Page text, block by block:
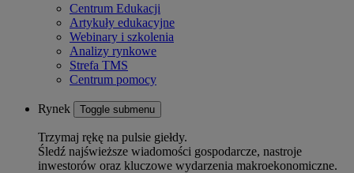
Centrum Edukacji
Artykuły edukacyjne
Webinary i szkolenia
Analizy rynkowe
Strefa TMS
Centrum pomocy
Rynek Toggle submenu
Trzymaj rękę na pulsie giełdy.
Śledź najświeższe wiadomości gospodarcze, nastroje
inwestorów oraz kluczowe wydarzenia makroekonomiczne.